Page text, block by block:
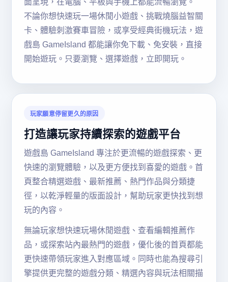
面呈現，在電腦、平板與手機上都能流暢瀏覽。
不論你想快速玩一場休閒小遊戲、挑戰燒腦益智關
卡、體驗刺激賽車冒險，或享受經典街機玩法，遊
戲島 GameIsland 都能讓你免下載、免安裝，直接
開始遊玩。只要瀏覽、選擇遊戲，立即開玩。
玩家願意停留更久的原因
打造讓玩家持續探索的遊戲平台
遊戲島 GameIsland 專注於更流暢的遊戲探索、更
快速的瀏覽體驗，以及更方便找到喜愛的遊戲。首
頁整合精選遊戲、最新推薦、熱門作品與分類捷
徑，以乾淨輕量的版面設計，幫助玩家更快找到想
玩的內容。
無論玩家想快速玩場休閒遊戲、查看編輯推薦作
品，或探索站內最熱門的遊戲，優化後的首頁都能
更快速帶領玩家進入對應區域。同時也能為搜尋引
擎提供更完整的遊戲分類、精選內容與玩法相關描